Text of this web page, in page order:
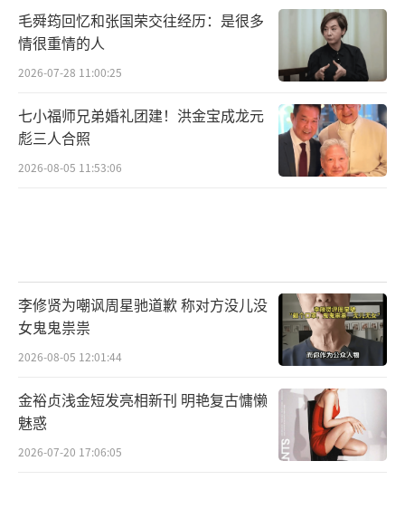
毛舜筠回忆和张国荣交往经历：是很多
情很重情的人
2026-07-28 11:00:25
七小福师兄弟婚礼团建！洪金宝成龙元
彪三人合照
2026-08-05 11:53:06
李修贤为嘲讽周星驰道歉 称对方没儿没
女鬼鬼祟祟
2026-08-05 12:01:44
金裕贞浅金短发亮相新刊 明艳复古慵懒
魅惑
2026-07-20 17:06:05